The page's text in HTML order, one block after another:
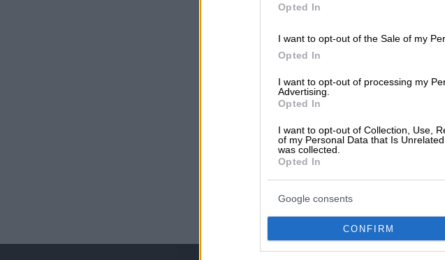
Opted In
I want to opt-out of the Sale of my
Opted In
I want to opt-out of processing my
Advertising.
Opted In
I want to opt-out of Collection, Use,
of my Personal Data that Is
was collected.
Opted In
Google consents
CONFIRM